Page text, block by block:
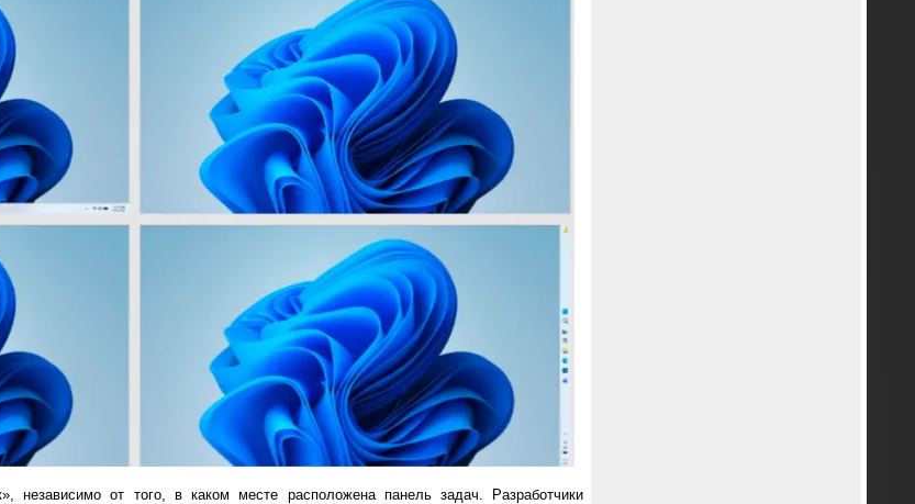
независимо от того, в каком месте расположена панель задач. Разработчики